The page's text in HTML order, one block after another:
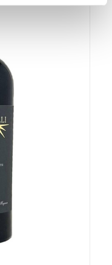
contenuti ed
social media e per
inoltre
il nostro sito con i
dei dati web,
combinarle
loro o che hanno